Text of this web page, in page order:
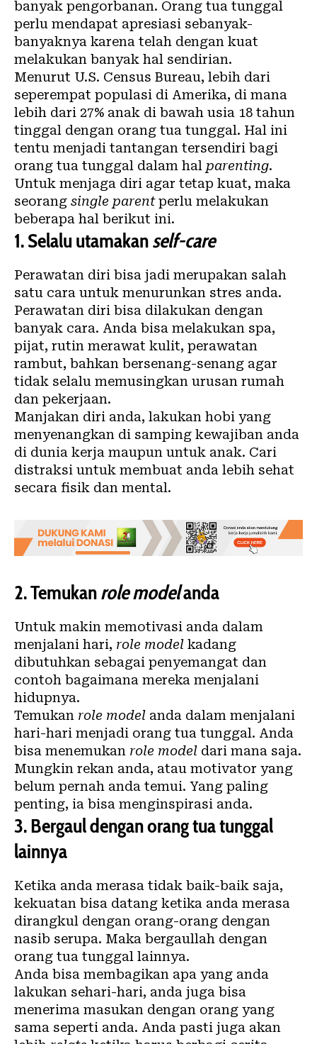
banyak pengorbanan. Orang tua tunggal
perlu mendapat apresiasi sebanyak-
banyaknya karena telah dengan kuat
melakukan banyak hal sendirian.
Menurut U.S. Census Bureau, lebih dari
seperempat populasi di Amerika, di mana
lebih dari 27% anak di bawah usia 18 tahun
tinggal dengan orang tua tunggal. Hal ini
tentu menjadi tantangan tersendiri bagi
orang tua tunggal dalam hal parenting.
Untuk menjaga diri agar tetap kuat, maka
seorang single parentperlu melakukan
beberapa hal berikut ini.
1.Selalu utamakanself-care
Perawatan diri bisa jadi merupakan salah
satu cara untuk menurunkan stres anda.
Perawatan diri bisa dilakukan dengan
banyak cara. Anda bisa melakukan spa,
pijat, rutin merawat kulit, perawatan
rambut, bahkan bersenang-senang agar
tidak selalu memusingkan urusan rumah
dan pekerjaan.
Manjakan diri anda, lakukan hobi yang
menyenangkan di samping kewajiban anda
di dunia kerja maupun untuk anak. Cari
distraksi untuk membuat anda lebih sehat
secara fisik dan mental.
2.Temukanrole modelanda
Untuk makin memotivasi anda dalam
menjalani hari, role model kadang
dibutuhkan sebagai penyemangat dan
contoh bagaimana mereka menjalani
hidupnya.
Temukan role model anda dalam menjalani
hari-hari menjadi orang tua tunggal. Anda
bisa menemukan role model dari mana saja.
Mungkin rekan anda, atau motivator yang
belum pernah anda temui. Yang paling
penting, ia bisa menginspirasi anda.
3.Bergaul dengan orang tua tunggal
lainnya
Ketika anda merasa tidak baik-baik saja,
kekuatan bisa datang ketika anda merasa
dirangkul dengan orang-orang dengan
nasib serupa. Maka bergaullah dengan
orang tua tunggal lainnya.
Anda bisa membagikan apa yang anda
lakukan sehari-hari, anda juga bisa
menerima masukan dengan orang yang
sama seperti anda. Anda pasti juga akan